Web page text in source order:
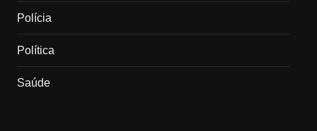
Polícia
Política
Saúde